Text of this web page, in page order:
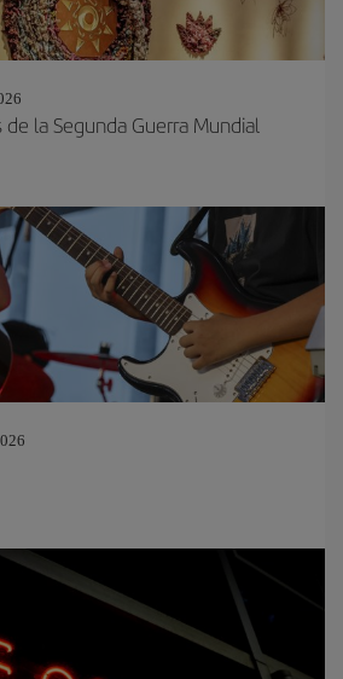
de la Segunda Guerra Mundial